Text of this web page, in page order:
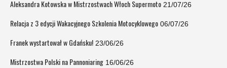
Aleksandra Kotowska w Mistrzostwach Włoch Supermoto 21/07/26
Relacja z 3 edycji Wakacyjnego Szkolenia Motocyklowego 06/07/26
Franek wystartował w Gdańsku! 23/06/26
Mistrzostwa Polski na Pannoniaring 16/06/26